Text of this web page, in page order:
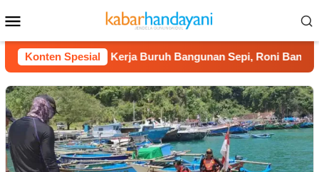
ke
kontenMobile
Konten Spesial
2026 Kerja Buruh Bangunan Sepi, Roni Banting Stir